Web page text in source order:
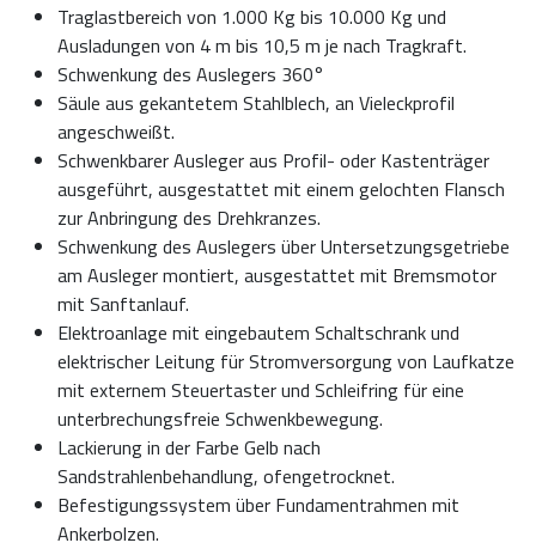
Traglastbereich von 1.000 Kg bis 10.000 Kg und
Ausladungen von 4 m bis 10,5 m je nach Tragkraft.
Schwenkung des Auslegers 360°
Säule aus gekantetem Stahlblech, an Vieleckprofil
angeschweißt.
Schwenkbarer Ausleger aus Profil- oder Kastenträger
ausgeführt, ausgestattet mit einem gelochten Flansch
zur Anbringung des Drehkranzes.
Schwenkung des Auslegers über Untersetzungsgetriebe
am Ausleger montiert, ausgestattet mit Bremsmotor
mit Sanftanlauf.
Elektroanlage mit eingebautem Schaltschrank und
elektrischer Leitung für Stromversorgung von Laufkatze
mit externem Steuertaster und Schleifring für eine
unterbrechungsfreie Schwenkbewegung.
Lackierung in der Farbe Gelb nach
Sandstrahlenbehandlung, ofengetrocknet.
Befestigungssystem über Fundamentrahmen mit
Ankerbolzen.